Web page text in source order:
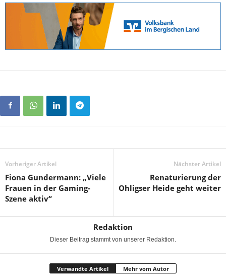
Vorheriger Artikel
Fiona Gundermann: „Viele
Frauen in der Gaming-
Szene aktiv“
Nächster Artikel
Renaturierung der
Ohligser Heide geht weiter
Redaktion
Dieser Beitrag stammt von unserer Redaktion.
Verwandte Artikel Mehr vom Autor